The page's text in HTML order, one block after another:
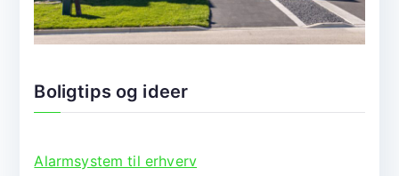
Boligtips og ideer
Alarmsystem til erhverv